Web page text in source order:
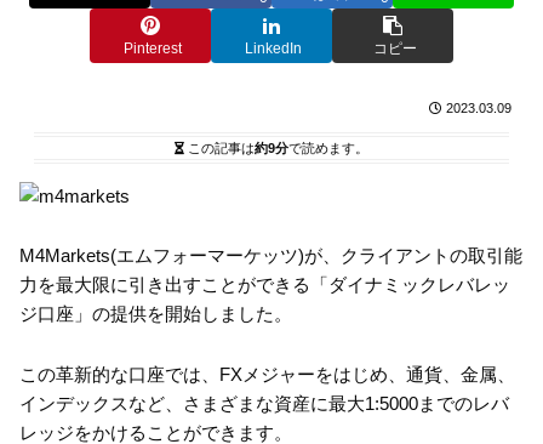
Pinterest LinkedIn コピー
2023.03.09
この記事は約9分で読めます。
M4Markets(エムフォーマーケッツ)が、クライアントの取引能
力を最大限に引き出すことができる「ダイナミックレバレッ
ジ口座」の提供を開始しました。
この革新的な口座では、FXメジャーをはじめ、通貨、金属、
インデックスなど、さまざまな資産に最大1:5000までのレバ
レッジをかけることができます。